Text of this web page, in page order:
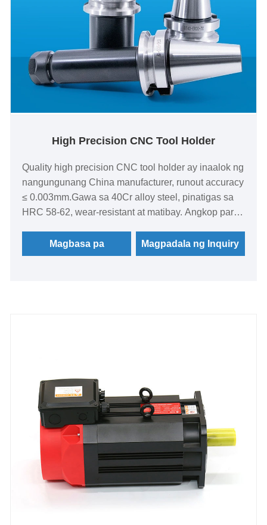
High Precision CNC Tool Holder
Quality high precision CNC tool holder ay inaalok ng
nangungunang China manufacturer, runout accuracy
≤ 0.003mm.Gawa sa 40Cr alloy steel, pinatigas sa
HRC 58-62, wear-resistant at matibay. Angkop para
lathe.Stable na performance, mataas na
concentricity, mahabang buhay ng serbisyo.
Magbasa pa Magpadala ng Inquiry